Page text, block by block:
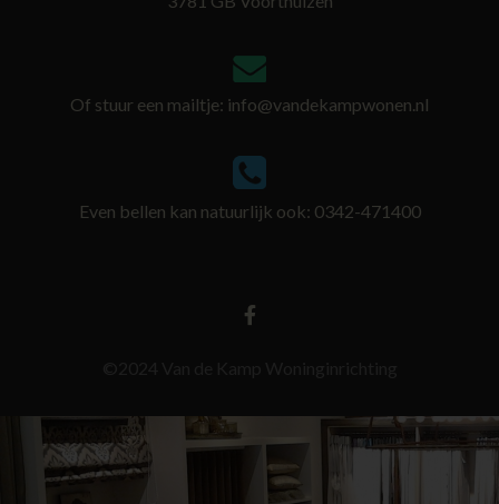
Of stuur een mailtje: info@vandekampwonen.nl
Even bellen kan natuurlijk ook: 0342-471400